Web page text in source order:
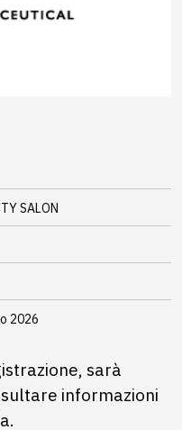
SALON
2026
sarà
informazioni